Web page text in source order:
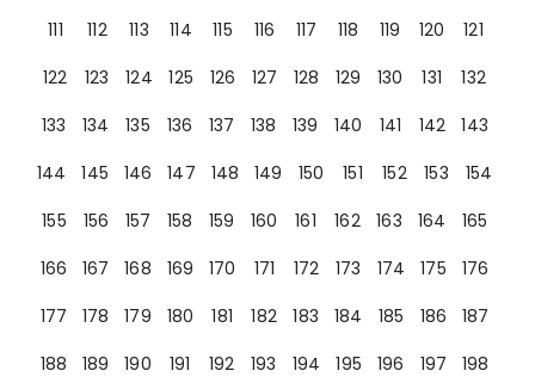
111
112 113 114 115 116 117 118 119 120
121
122
123 124 125 126 127 128 129 130 131
132
133
134 135 136 137 138 139 140 141 142
143
144
145 146 147 148 149 150 151 152 153
154
155
156 157 158 159 160 161 162 163 164
165
166
167 168 169 170 171 172 173 174 175
176
177
178 179 180 181 182 183 184 185 186
187
188
189 190 191 192 193 194 195 196 197
198